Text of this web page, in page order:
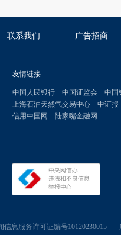
联系我们 广告招商
友情链接
中国人民银行 中国证监会 中国
上海石油天然气交易中心
中证报
信用中国网
陆家嘴金融网
信息服务许可证编号10120230015